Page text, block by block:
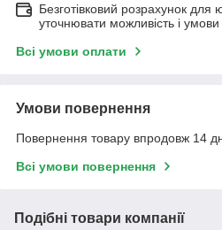
Безготівковий розрахунок
уточнювати можливість і
Всі умови оплати
Умови повернення
Повернення товару впродовж 14
Всі умови повернення
Подібні товари компанії